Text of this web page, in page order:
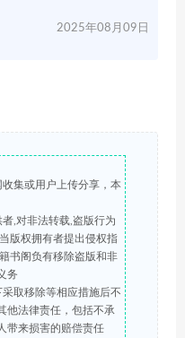
2025年08月09日
收集或用户上传分享，本
,对非法转载,盗版行为
版权拥有者提出侵权指
书阁负有移除盗版和非
务
采取移除等相应措施后不
他法律责任，包括不承
带来损害的赔偿责任